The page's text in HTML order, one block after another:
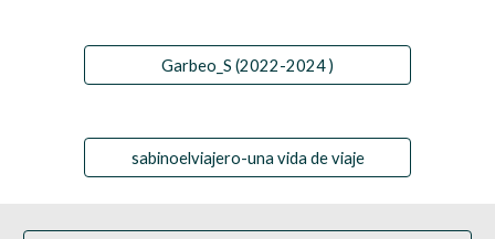
Garbeo_S (2022-2024 )
sabinoelviajero-una vida de viaje